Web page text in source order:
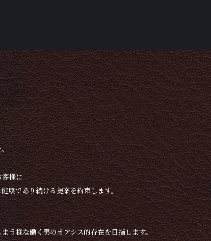
様に
康であり続ける提案を約束します。
う様な働く男のオアシス的存在を目指します。